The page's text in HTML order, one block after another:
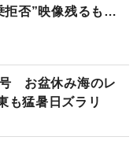
拒否”映像残るも…
号 お盆休み海のレ
猛暑日ズラリ